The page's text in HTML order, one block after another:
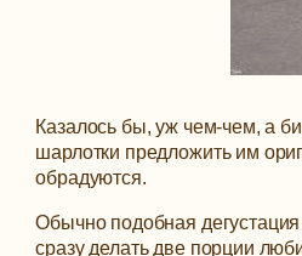
Казалось бы, уж чем-чем, а
шарлотки предложить им
обрадуются.
Обычно подобная
сразу делать две порции